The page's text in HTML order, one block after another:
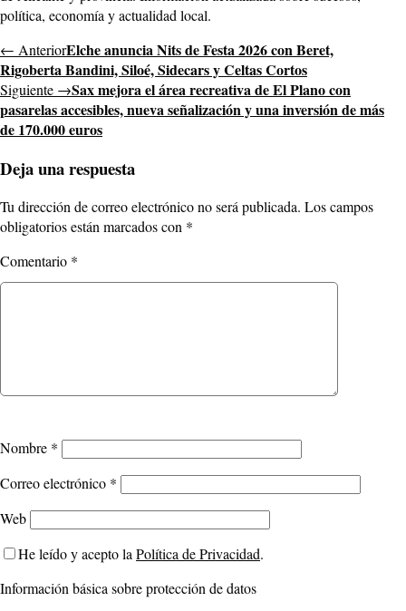
política, economía y actualidad local.
← AnteriorElche anuncia Nits de Festa 2026 con Beret,
Rigoberta Bandini, Siloé, Sidecars y Celtas Cortos
Siguiente →Sax mejora el área recreativa de El Plano con
pasarelas accesibles, nueva señalización y una inversión de más
de 170.000 euros
Deja una respuesta
Tu dirección de correo electrónico no será publicada. Los campos
obligatorios están marcados con *
Comentario *
Nombre *
Correo electrónico *
Web
He leído y acepto laPolítica de Privacidad.
Información básica sobre protección de datos